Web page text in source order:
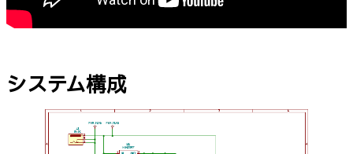
システム構成